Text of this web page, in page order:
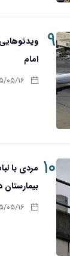
۹
امام
۱۴۰۵/۰۵/
۱۰ مردی با
۱۴۰۵/۰۵/